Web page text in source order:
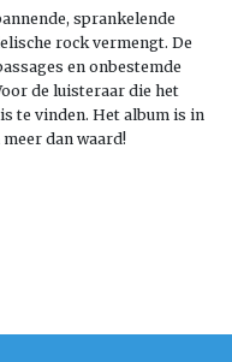
sprankelende
rock vermengt. De
en onbestemde
de luisteraar die het
te vinden. Het album is in
dan waard!